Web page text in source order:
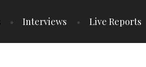
Interviews Live Reports